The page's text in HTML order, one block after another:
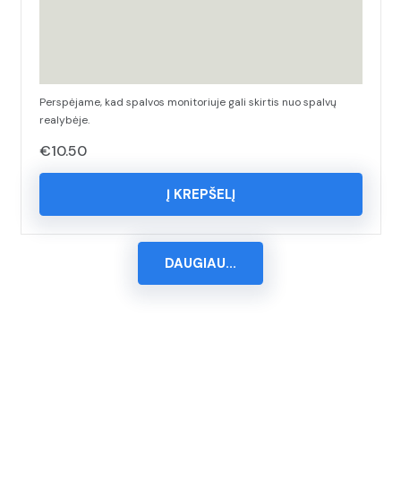
Perspėjame, kad spalvos monitoriuje gali skirtis nuo spalvų
realybėje.
€10.50
Į KREPŠELĮ
DAUGIAU...